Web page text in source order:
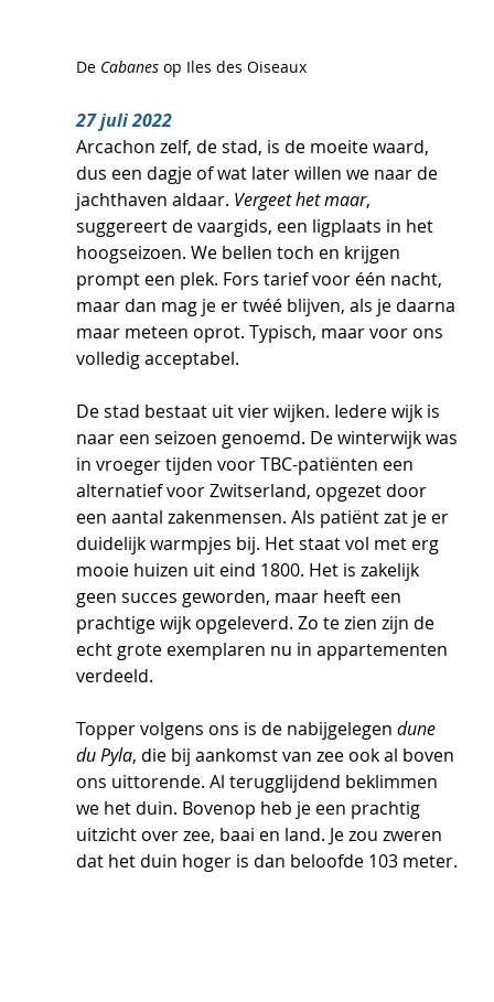
De Cabanes op Iles des Oiseaux
27 juli 2022
Arcachon zelf, de stad, is de moeite waard,
dus een dagje of wat later willen we naar de
jachthaven aldaar. Vergeet het maar,
suggereert de vaargids, een ligplaats in het
hoogseizoen. We bellen toch en krijgen
prompt een plek. Fors tarief voor één nacht,
maar dan mag je er twéé blijven, als je daarna
maar meteen oprot. Typisch, maar voor ons
volledig acceptabel.
De stad bestaat uit vier wijken. Iedere wijk is
naar een seizoen genoemd. De winterwijk was
in vroeger tijden voor TBC-patiënten een
alternatief voor Zwitserland, opgezet door
een aantal zakenmensen. Als patiënt zat je er
duidelijk warmpjes bij. Het staat vol met erg
mooie huizen uit eind 1800. Het is zakelijk
geen succes geworden, maar heeft een
prachtige wijk opgeleverd. Zo te zien zijn de
echt grote exemplaren nu in appartementen
verdeeld.
Topper volgens ons is de nabijgelegen dune
du Pyla, die bij aankomst van zee ook al boven
ons uittorende. Al terugglijdend beklimmen
we het duin. Bovenop heb je een prachtig
uitzicht over zee, baai en land. Je zou zweren
dat het duin hoger is dan beloofde 103 meter.